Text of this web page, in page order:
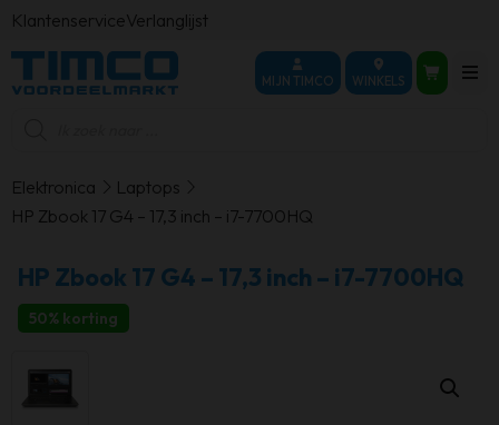
KlantenserviceVerlanglijst
MIJN TIMCO WINKELS
Elektronica
Laptops
HP Zbook 17 G4 – 17,3 inch – i7-7700HQ
HP Zbook 17 G4 – 17,3 inch – i7-7700HQ
50% korting